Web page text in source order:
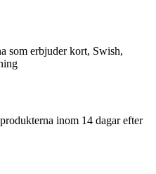
som erbjuder kort, Swish,
inom 14 dagar efter